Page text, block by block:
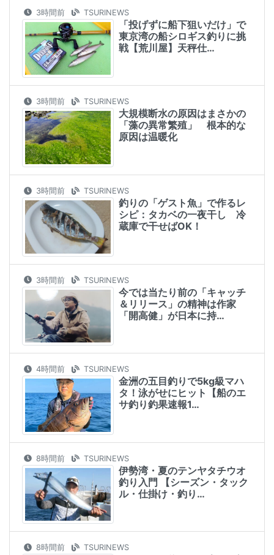
3時間前 TSURINEWS
「投げずに船下狙いだけ」で
東京湾の船シロギス釣りに挑
戦【荒川屋】天秤仕…
3時間前 TSURINEWS
大規模断水の原因はまさかの
「藻の異常繁殖」 根本的な
原因は温暖化
3時間前 TSURINEWS
釣りの「ゲスト魚」で作るレ
シピ：タカベの一夜干し 冷
蔵庫で干せばOK！
3時間前 TSURINEWS
今では当たり前の「キャッチ
＆リリース」の精神は作家
「開高健」が日本に持…
4時間前 TSURINEWS
金洲の五目釣りで5kg級マハ
タ！泳がせにヒット【船のエ
サ釣り釣果速報1…
8時間前 TSURINEWS
伊勢湾・夏のテンヤタチウオ
釣り入門 【シーズン・タック
ル・仕掛け・釣り…
8時間前 TSURINEWS